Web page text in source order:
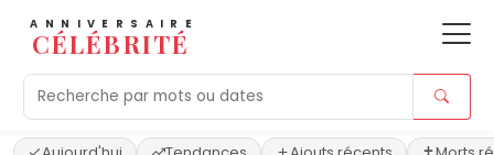
ANNIVERSAIRE
CÉLÉBRITÉ